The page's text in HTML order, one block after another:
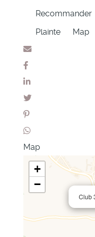
Recommander
Plainte
Map
Map
Club
+
−